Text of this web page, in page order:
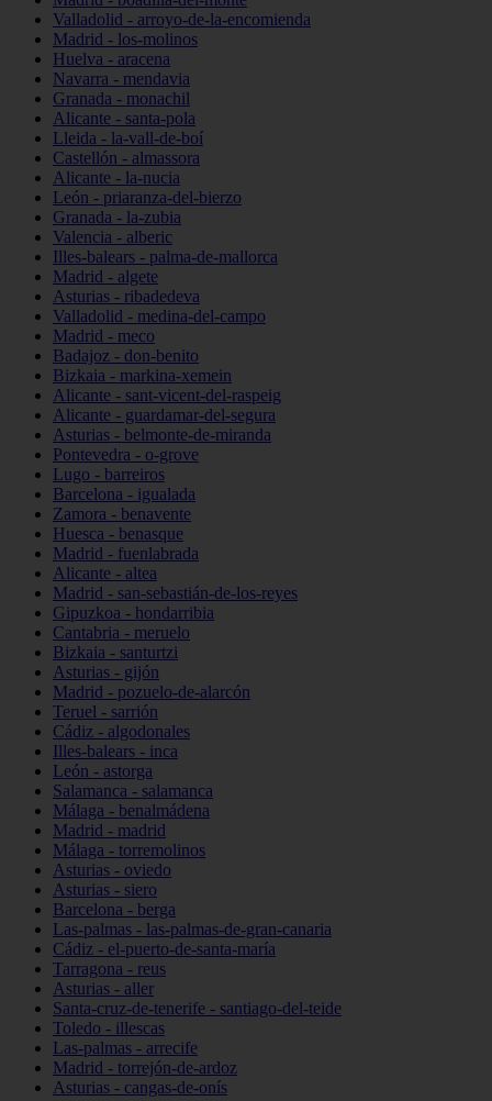
Valladolid - arroyo-de-la-encomienda
Madrid - los-molinos
Huelva - aracena
Navarra - mendavia
Granada - monachil
Alicante - santa-pola
Lleida - la-vall-de-boí
Castellón - almassora
Alicante - la-nucia
León - priaranza-del-bierzo
Granada - la-zubia
Valencia - alberic
Illes-balears - palma-de-mallorca
Madrid - algete
Asturias - ribadedeva
Valladolid - medina-del-campo
Madrid - meco
Badajoz - don-benito
Bizkaia - markina-xemein
Alicante - sant-vicent-del-raspeig
Alicante - guardamar-del-segura
Asturias - belmonte-de-miranda
Pontevedra - o-grove
Lugo - barreiros
Barcelona - igualada
Zamora - benavente
Huesca - benasque
Madrid - fuenlabrada
Alicante - altea
Madrid - san-sebastián-de-los-reyes
Gipuzkoa - hondarribia
Cantabria - meruelo
Bizkaia - santurtzi
Asturias - gijón
Madrid - pozuelo-de-alarcón
Teruel - sarrión
Cádiz - algodonales
Illes-balears - inca
León - astorga
Salamanca - salamanca
Málaga - benalmádena
Madrid - madrid
Málaga - torremolinos
Asturias - oviedo
Asturias - siero
Barcelona - berga
Las-palmas - las-palmas-de-gran-canaria
Cádiz - el-puerto-de-santa-maría
Tarragona - reus
Asturias - aller
Santa-cruz-de-tenerife - santiago-del-teide
Toledo - illescas
Las-palmas - arrecife
Madrid - torrejón-de-ardoz
Asturias - cangas-de-onís